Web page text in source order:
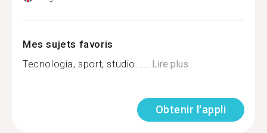
Mes sujets favoris
Tecnologia, sport, studio......Lire plus
Obtenir l'appli